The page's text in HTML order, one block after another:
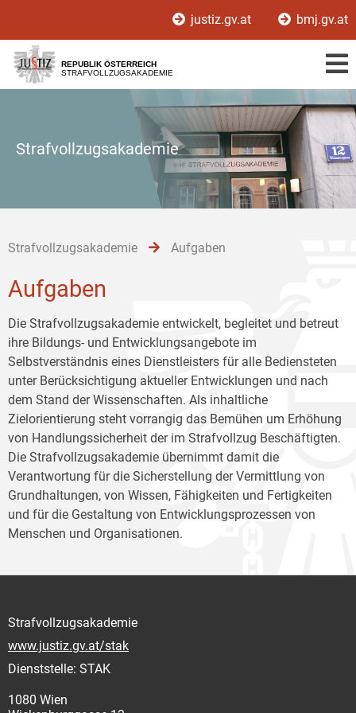
[1]
[2]
[3]
justiz.gv.at bmj.gv.at
REPUBLIK ÖSTERREICH
STRAFVOLLZUGSAKADEMIE
Strafvollzugsakademie
Strafvollzugsakademie Aufgaben
Aufgaben
Die Strafvollzugsakademie entwickelt, begleitet und betreut
ihre Bildungs- und Entwicklungsangebote im
Selbstverständnis eines Dienstleisters für alle Bediensteten
unter Berücksichtigung aktueller Entwicklungen und nach
dem Stand der Wissenschaften. Als inhaltliche
Zielorientierung steht vorrangig das Bemühen um Erhöhung
von Handlungssicherheit der im Strafvollzug Beschäftigten.
Die Strafvollzugsakademie übernimmt damit die
Verantwortung für die Sicherstellung der Vermittlung von
Grundhaltungen, von Wissen, Fähigkeiten und Fertigkeiten
und für die Gestaltung von Entwicklungsprozessen von
Menschen und Organisationen.
Strafvollzugsakademie
www.justiz.gv.at/stak
Dienststelle: STAK
1080 Wien